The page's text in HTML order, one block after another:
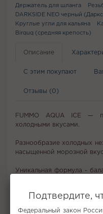
Держатель для шланга
DARKSIDE NEO черный
Круглые угли для кальяна
Birquq (средняя крепость)
Описание
С этим покупают
Отзывы (0)
FUMMO AQUA ICE —
холодными вкусами.
Разнообразие холодных
насыщенной морозной
Уникальная формула -
Не забудьте
Подтвердите,
Федеральный закон